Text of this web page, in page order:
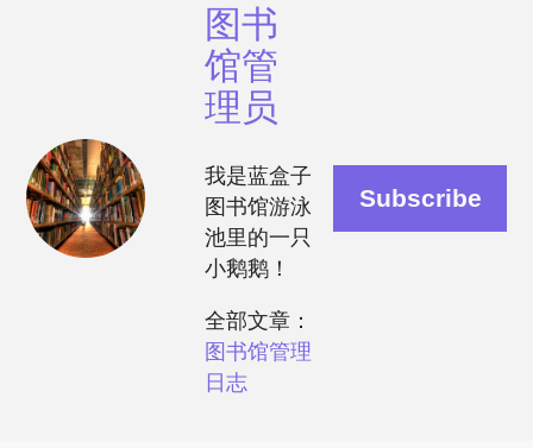
图书
馆管
理员
我是蓝盒子
图书馆游泳
池里的一只
小鹅鹅！
全部文章：
图书馆管理
日志